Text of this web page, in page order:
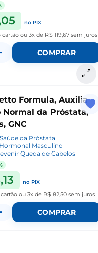
no PIX
cartão ou 3x de R$ 119,67 sem juros
COMPRAR
Formula, Auxilia
Normal da Próstata,
GNC
da Próstata
Masculino
Queda de Cabelos
no PIX
ou 3x de R$ 82,50 sem juros
COMPRAR